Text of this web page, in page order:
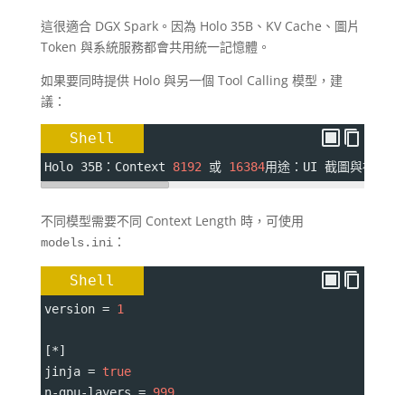
這很適合 DGX Spark。因為 Holo 35B、KV Cache、圖片
Token 與系統服務都會共用統一記憶體。
如果要同時提供 Holo 與另一個 Tool Calling 模型，建
議：
Shell
Holo 35B：Context 8192 或 16384用途：UI 截圖與視覺
不同模型需要不同 Context Length 時，可使用
models.ini：
Shell
version = 1
[*]
jinja = true